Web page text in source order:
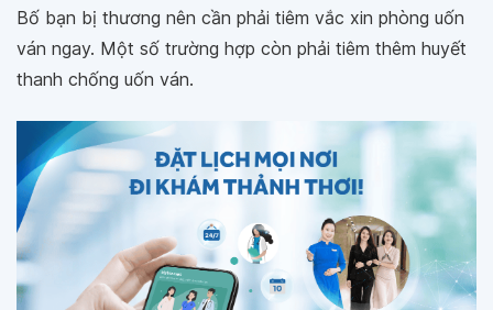
Bố bạn bị thương nên cần phải tiêm vắc xin phòng uốn
ván ngay. Một số trường hợp còn phải tiêm thêm huyết
thanh chống uốn ván.